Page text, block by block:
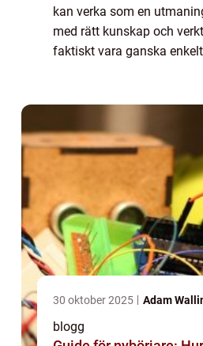
kan verka som en
med rätt kunskap och
faktiskt vara ganska
30 oktober 2025 Adam
blogg